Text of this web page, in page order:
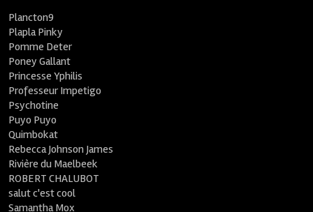
Plancton9
Plapla Pinky
Pomme Deter
Poney Gallant
Princesse Yphilis
Professeur Impetigo
Psychotine
Puyo Puyo
Quimbokat
Rebecca Johnson James
Rivière du Maelbeek
ROBERT CHALUBOT
salut c'est cool
Samantha Mox